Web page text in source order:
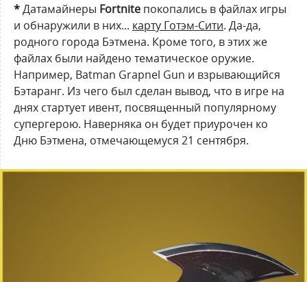
*Датамайнеры Fortnite покопались в файлах игры
и обнаружили в них... карту Готэм-Сити. Да-да,
родного города Бэтмена. Кроме того, в этих же
файлах были найдено тематическое оружие.
Например, Batman Grapnel Gun и взрывающийся
Бэтаранг. Из чего был сделан вывод, что в игре на
днях стартует ивент, посвященный популярному
супергерою. Наверняка он будет приурочен ко
Дню Бэтмена, отмечающемуся 21 сентября.